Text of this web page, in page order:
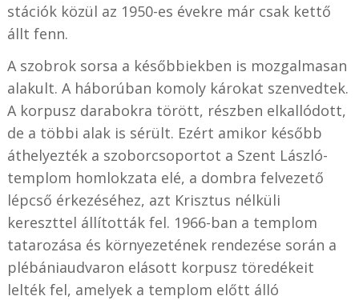
stációk közül az 1950-es évekre már csak kettő
állt fenn.
A szobrok sorsa a későbbiekben is mozgalmasan
alakult. A háborúban komoly károkat szenvedtek.
A korpusz darabokra törött, részben elkallódott,
de a többi alak is sérült. Ezért amikor később
áthelyezték a szoborcsoportot a Szent László-
templom homlokzata elé, a dombra felvezető
lépcső érkezéséhez, azt Krisztus nélküli
kereszttel állították fel. 1966-ban a templom
tatarozása és környezetének rendezése során a
plébániaudvaron elásott korpusz töredékeit
lelték fel, amelyek a templom előtt álló